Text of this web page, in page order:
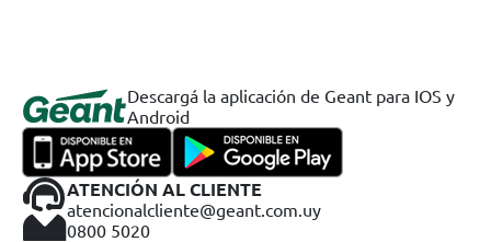
Descargá la aplicación de Geant para IOS y
Android
ATENCIÓN AL CLIENTE
atencionalcliente@geant.com.uy
0800 5020